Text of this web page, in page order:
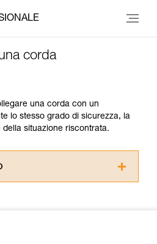
corda
una corda con un
lo stesso grado di sicurezza, la
situazione riscontrata.
informazioni.